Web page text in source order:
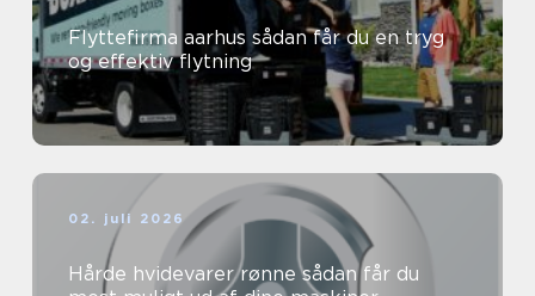
Flyttefirma aarhus sådan får du en tryg
og effektiv flytning
02. juli 2026
Hårde hvidevarer rønne sådan får du